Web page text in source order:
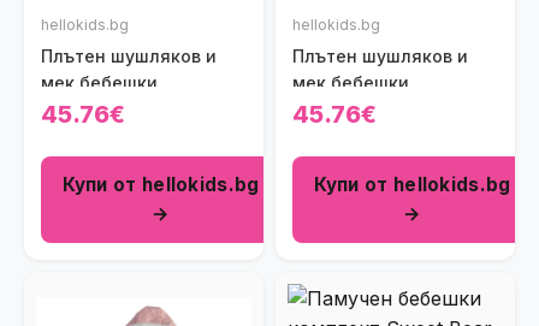
hellokids.bg
Плътен шушляков и
мек бебешки
космонавт Мечета в
45.76€
Купи от hellokids.bg
→
hellokids.bg
Плътен шушляков и
мек бебешки
космонавт в цвят
45.76€
Купи от hellokids.bg
→